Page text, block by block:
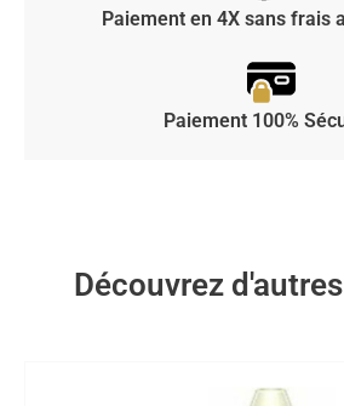
Paiement en 4X sans frais
Paiement 100%
Découvrez